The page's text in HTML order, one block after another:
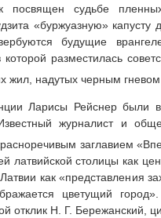
посвящен судьбе
«буржуазную»
будущие
которой разместилась
жил, надутых черным гневом
Ларисы Рейснер были
журналист и
заглавием
латвийской столицы как
как «представления
цветущий
отклик Н. Г. Бережанский,